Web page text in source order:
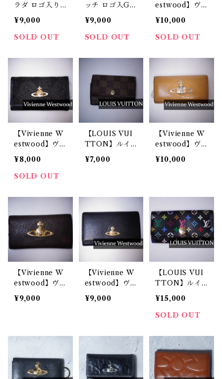
ラダ ロゴ入り
エナメルレザー
キーケース bla
ck
¥9,000
SOLD OUT
ッチ ロゴ入GG
柄キーケース b
lack
¥9,000
SOLD OUT
estwood】ヴ
ィヴィアンウエ
ストウッド ペ
イントターメン
フィアーノレザ
ブ付き ５連キ
ーケース light
green
¥10,000
SOLD OUT
【Vivienne W
estwood】ヴ
ィヴィアンウエ
ストウッド レ
オパード柄織
タルオーブ付き
wn
¥8,000
SOLD OUT
【LOUIS VUI
TTON】ルイ
ヴィトン ダミ
エ・エベヌ・ミ
¥7,000
【Vivienne W
estwood】ヴ
ィヴィアンウエ
ストウッド シ
きケース came
¥10,000
【Vivienne W
estwood】ヴ
ストウッド シ
ーブ付き キー
ケース dark br
own
¥9,000
【Vivienne W
estwood】ヴ
ストウッド シ
き キーケース
¥9,000
【LOUIS VUI
TTON】ルイ
ヴィトン モノ
グラム・マルチ
カラー ミュル
ーケース blac
k
¥15,000
SOLD OUT